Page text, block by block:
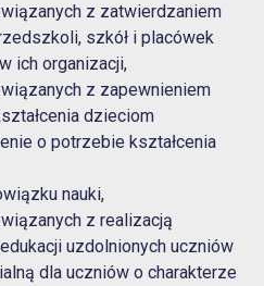
z zatwierdzaniem
szkół i placówek
ich organizacji,
z zapewnieniem
dzieciom
o potrzebie kształcenia
nauki,
z realizacją
uzdolnionych uczniów
dla uczniów o charakterze